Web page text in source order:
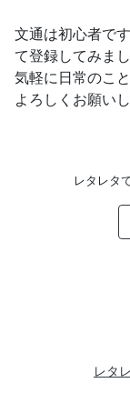
文通は初心者で
て登録してみまし
気軽に日常のこ
よろしくお願いし
レタレタ
レタ